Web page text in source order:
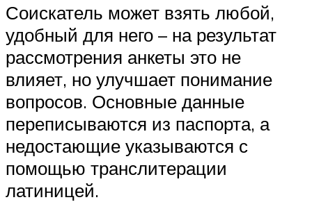
Соискатель может взять любой,
удобный для него – на результат
рассмотрения анкеты это не
влияет, но улучшает понимание
вопросов. Основные данные
переписываются из паспорта, а
недостающие указываются с
помощью транслитерации
латиницей.